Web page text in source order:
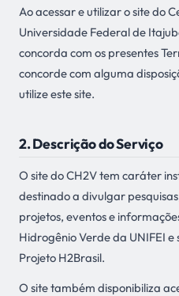
Ao acessar e utilizar o site do
Universidade Federal de
concorda com os presentes
concorde com alguma
utilize este site.
2. Descrição do Serviço
O site do CH2V tem caráter
destinado a divulgar
projetos, eventos e
Hidrogênio Verde da UNIFEI
Projeto H2Brasil.
O site também disponibiliza